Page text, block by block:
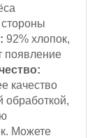
92% хлопок,
появление
качество
обработкой,
Можете